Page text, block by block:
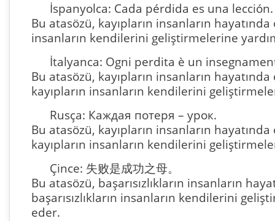
İspanyolca: Cada pérdida es una lección.
Bu atasözü, kayıpların insanların
insanların kendilerini geliştirmelerine
İtalyanca: Ogni perdita è un
Bu atasözü, kayıpların insanların
kayıpların insanların kendilerini
Rusça: Каждая потеря – урок.
Bu atasözü, kayıpların insanların
kayıpların insanların kendilerini
Çince: 失败是成功之母。
Bu atasözü, başarısızlıkların insanların
başarısızlıkların insanların kendilerini
eder.